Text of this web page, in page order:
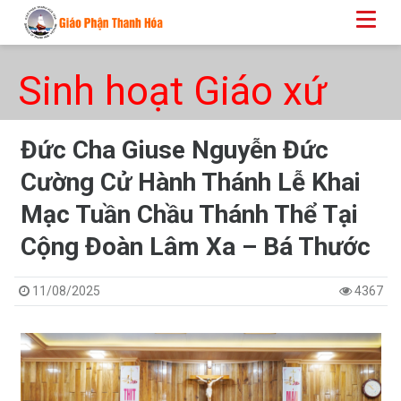
Sinh hoạt Giáo xứ
Đức Cha Giuse Nguyễn Đức
Cường Cử Hành Thánh Lễ Khai
Mạc Tuần Chầu Thánh Thể Tại
Cộng Đoàn Lâm Xa – Bá Thước
11/08/2025 4367